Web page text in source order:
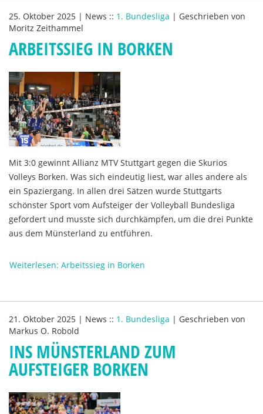
25. Oktober 2025 | News :: 1. Bundesliga | Geschrieben von
Moritz Zeithammel
ARBEITSSIEG IN BORKEN
Mit 3:0 gewinnt Allianz MTV Stuttgart gegen die Skurios
Volleys Borken. Was sich eindeutig liest, war alles andere als
ein Spaziergang. In allen drei Sätzen wurde Stuttgarts
schönster Sport vom Aufsteiger der Volleyball Bundesliga
gefordert und musste sich durchkämpfen, um die drei Punkte
aus dem Münsterland zu entführen.
Weiterlesen: Arbeitssieg in Borken
21. Oktober 2025 | News :: 1. Bundesliga | Geschrieben von
Markus O. Robold
INS MÜNSTERLAND ZUM
AUFSTEIGER BORKEN